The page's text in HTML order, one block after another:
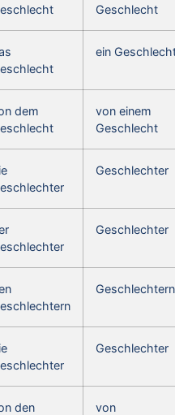
Geschlecht
ein
dem
von einem
Geschlecht
Geschlechter
Geschlechter
Geschlechtern
Geschlechter
den
von